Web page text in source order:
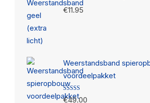
€11.95
Weerstandsband
voordeelpakket
Gewaardeerd
€49.00